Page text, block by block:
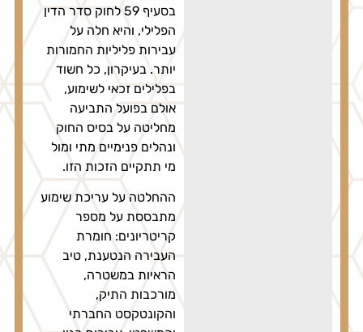
בסעיף 59 לחוק סדר הדין
הפלילי, והיא חלה על
עבירות פליליות החמורות
יותר. בעיקרון, כל חשוד
בפלילים זכאי לשימוע,
אולם בפועל התביעה
מחליטה על בסיס החוק
ונהלים פנימיים מתי ומול
מי תתקיים הזכות הזו.
ההחלטה על עריכת שימוע
מתבססת על מספר
קריטריונים: חומרת
העבירה הנטענת, טיב
הראיות במשטרה,
מורכבות התיק,
והקונטקסט החברתי